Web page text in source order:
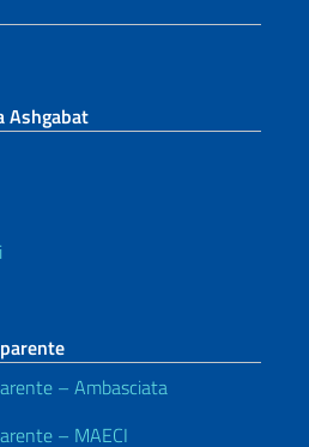
Ashgabat
– Ambasciata
– MAECI